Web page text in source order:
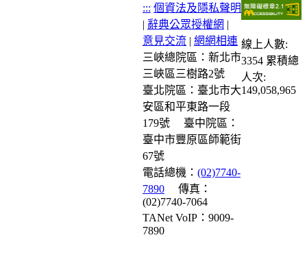
::: 個資法及隱私聲明
| 辭典公眾授權網 |
意見交流 | 網網相連
三峽總院區：新北市
三峽區三樹路2號
臺北院區：臺北市大
安區和平東路一段
179號
臺中院區：
臺中市豐原區師範街
67號
電話總機： (02)7740-
7890
傳真：
(02)7740-7064
TANet VoIP：9009-
7890
線上人數:
3354 累積總
人次:
149,058,965